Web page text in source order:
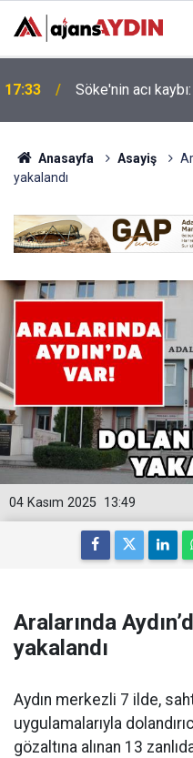
17:23
Nazilli'de
vefat etti
Anasayfa Asayiş
yakalandı
13:49
04 Kasım 2025
Aralarında
yakalandı
Aydın merkezli 7 ilde,
uygulamalarıyla
gözaltına alınan 13